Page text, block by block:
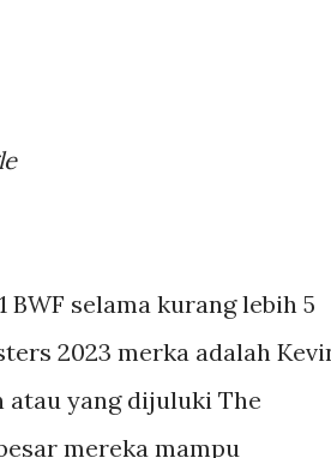
selama kurang lebih 5
2023 merka adalah
atau yang dijuluki The
mereka mampu